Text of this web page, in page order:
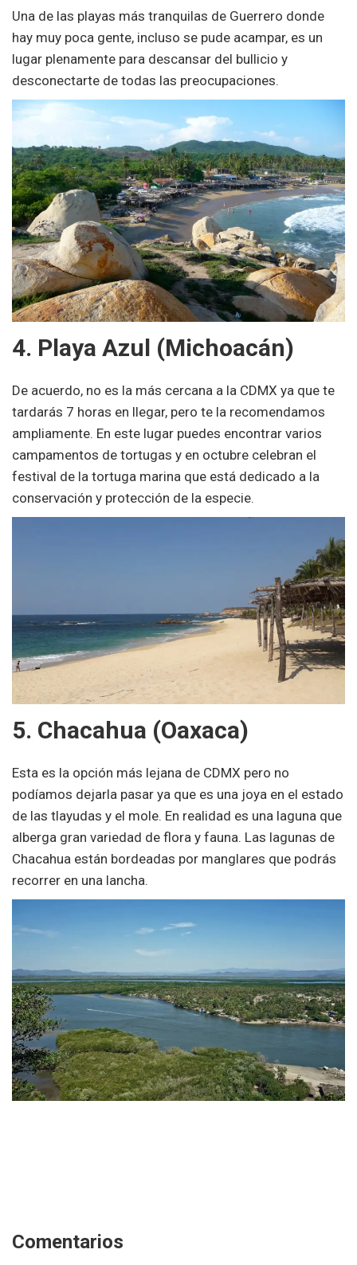
Una de las playas más tranquilas de Guerrero donde
hay muy poca gente, incluso se pude acampar, es un
lugar plenamente para descansar del bullicio y
desconectarte de todas las preocupaciones.
4. Playa Azul (Michoacán)
De acuerdo, no es la más cercana a la CDMX ya que te
tardarás 7 horas en llegar, pero te la recomendamos
ampliamente. En este lugar puedes encontrar varios
campamentos de tortugas y en octubre celebran el
festival de la tortuga marina que está dedicado a la
conservación y protección de la especie.
5. Chacahua (Oaxaca)
Esta es la opción más lejana de CDMX pero no
podíamos dejarla pasar ya que es una joya en el estado
de las tlayudas y el mole. En realidad es una laguna que
alberga gran variedad de flora y fauna. Las lagunas de
Chacahua están bordeadas por manglares que podrás
recorrer en una lancha.
Comentarios